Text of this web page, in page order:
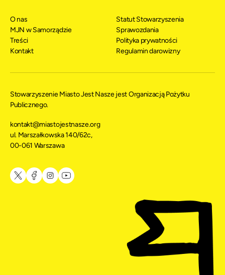
Stowarzyszenie Miasto Jest Nasze jest Organizacją Pożytku
Publicznego.
kontakt@miastojestnasze.org
ul. Marszałkowska 140/62c,
00-061 Warszawa
O nas
MJN w Samorządzie
Treści
Kontakt
Statut Stowarzyszenia
Sprawozdania
Polityka prywatności
Regulamin darowizny